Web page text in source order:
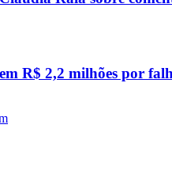
R$ 2,2 milhões por